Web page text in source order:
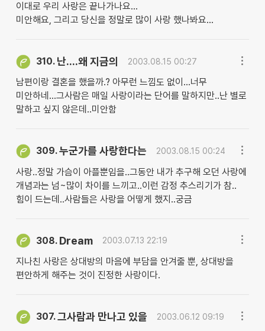
이대로 우리 사랑은 끝나가나요...
미안해요, 그리고 당신을 정말로 많이 사랑 했나봐요...
310. 난....왜 지금의 2003.08.15 00:27
남편이랑 결혼을 했을까.? 아무런 느낌도 없이...너무
미안하네...그사람은 매일 사랑이라는 단어를 말하지만..난 별로
말하고 싶지 않은데..미안함
309.누군가를 사랑한다는 2003.08.15 00:24
사랑..정말 가슴이 아플뿐임을..그동안 내가 추구해 오던 사랑에
개념과는 넘~많이 차이를 느끼고..이런 감정 추스리기가 참..
힘이 드는데..사람들은 사랑을 어떻게 했지..궁금
308. Dream 2003.07.13 22:19
지나친 사랑은 상대방의 마음에 부담을 안겨줄 뿐, 상대방을
편안하게 해주는 것이 진정한 사랑이다.
307.그사람과 만나고 있을 2003.06.12 09:19